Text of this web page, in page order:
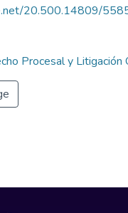
20.500.14809/
Procesal y Litigación